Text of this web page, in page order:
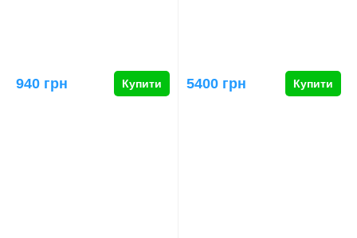
940 грн Купити 5400 грн Купити